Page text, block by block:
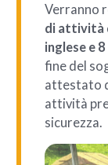
Verranno
di attività
inglese e
fine del
attestato
attività
sicurezza.